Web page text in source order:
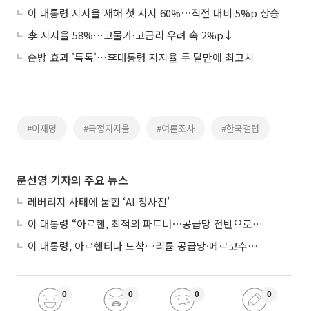
이 대통령 지지율 새해 첫 지지 60%⋯직전 대비 5%p 상승
李 지지율 58%…고물가·고금리 우려 속 2%p↓
순방 효과 '톡톡'…李대통령 지지율 두 달만에 최고치
#이재명 #국정지지율 #여론조사 #한국갤럽
문선영 기자의 주요 뉴스
레버리지 사태에 묻힌 ‘AI 청사진’
이 대통령 “아르헨, 최적의 파트너⋯공급망 전반으로 확대”
이 대통령, 아르헨티나 도착…리튬 공급망·메르코수르 협력 논의
0 0 0 0